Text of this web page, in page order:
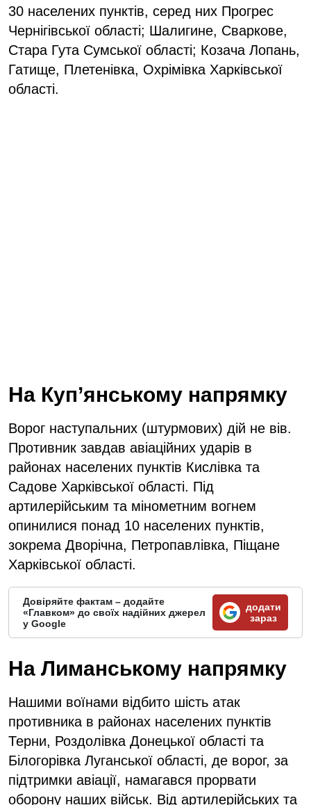
30 населених пунктів, серед них Прогрес
Чернігівської області; Шалигине, Сваркове,
Стара Гута Сумської області; Козача Лопань,
Гатище, Плетенівка, Охрімівка Харківської
області.
На Куп’янському напрямку
Ворог наступальних (штурмових) дій не вів.
Противник завдав авіаційних ударів в
районах населених пунктів Кислівка та
Садове Харківської області. Під
артилерійським та мінометним вогнем
опинилися понад 10 населених пунктів,
зокрема Дворічна, Петропавлівка, Піщане
Харківської області.
Довіряйте фактам – додайте
«Главком» до своїх надійних джерел
у Google
додати
зараз
На Лиманському напрямку
Нашими воїнами відбито шість атак
противника в районах населених пунктів
Терни, Роздолівка Донецької області та
Білогорівка Луганської області, де ворог, за
підтримки авіації, намагався прорвати
оборону наших військ. Від артилерійських та